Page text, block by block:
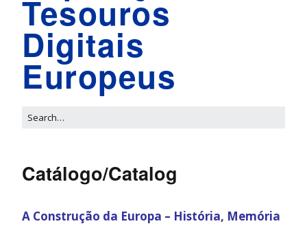
Tesouros
Digitais
Europeus
Catálogo/Catalog
A Construção da Europa – História, Memória